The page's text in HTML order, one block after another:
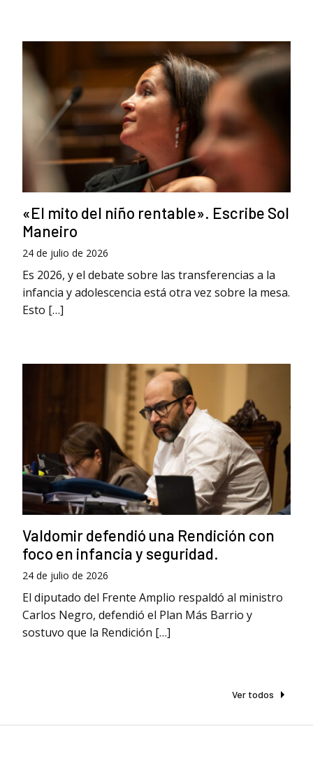
«El mito del niño rentable». Escribe Sol
Maneiro
24 de julio de 2026
Es 2026, y el debate sobre las transferencias a la
infancia y adolescencia está otra vez sobre la mesa.
Esto […]
Valdomir defendió una Rendición con
foco en infancia y seguridad.
24 de julio de 2026
El diputado del Frente Amplio respaldó al ministro
Carlos Negro, defendió el Plan Más Barrio y
sostuvo que la Rendición […]
Ver todos